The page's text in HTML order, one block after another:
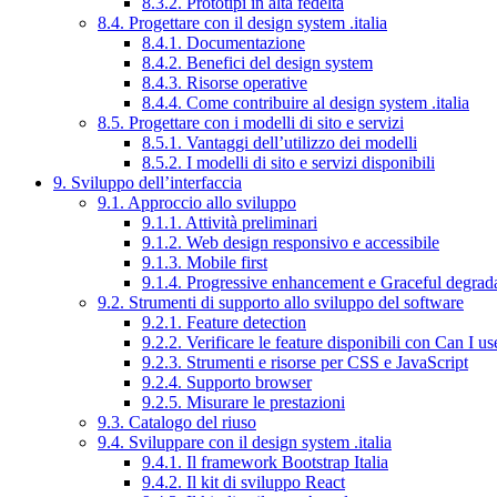
8.4. Progettare con il design system .italia
8.4.1. Documentazione
8.4.2. Benefici del design system
8.4.3. Risorse operative
8.4.4. Come contribuire al design system .italia
8.5. Progettare con i modelli di sito e servizi
8.5.1. Vantaggi dell’utilizzo dei modelli
8.5.2. I modelli di sito e servizi disponibili
9. Sviluppo dell’interfaccia
9.1. Approccio allo sviluppo
9.1.1. Attività preliminari
9.1.2. Web design responsivo e accessibile
9.1.3. Mobile first
9.1.4. Progressive enhancement e Graceful
9.2. Strumenti di supporto allo sviluppo del software
9.2.1. Feature detection
9.2.2. Verificare le feature disponibili con Can I
9.2.3. Strumenti e risorse per CSS e JavaScript
9.2.4. Supporto browser
9.2.5. Misurare le prestazioni
9.3. Catalogo del riuso
9.4. Sviluppare con il design system .italia
9.4.1. Il framework Bootstrap Italia
9.4.2. Il kit di sviluppo React